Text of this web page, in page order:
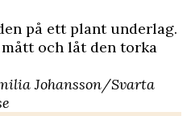
på ett plant underlag.
och låt den torka
Johansson/Svarta